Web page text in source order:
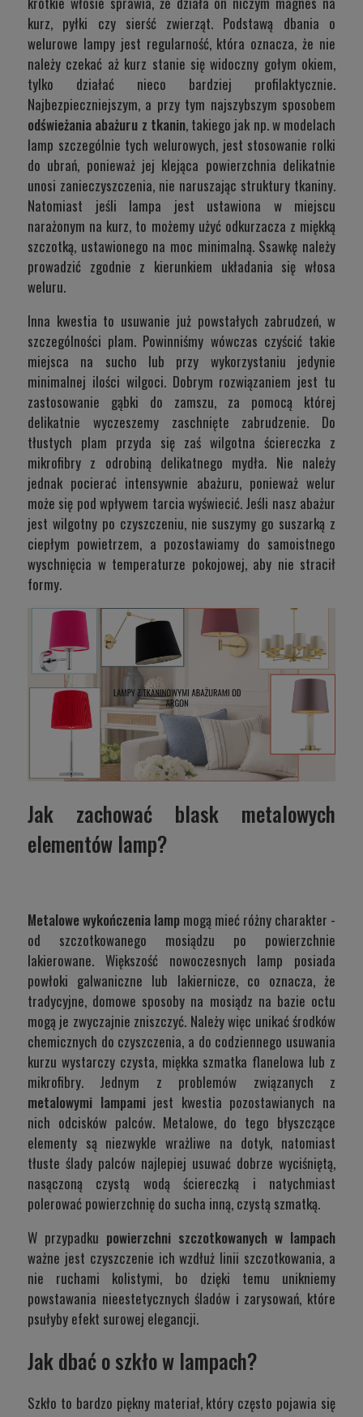
kurz, pyłki czy sierść zwierząt. Podstawą dbania o
welurowe lampy jest regularność, która oznacza, że nie
należy czekać aż kurz stanie się widoczny gołym okiem,
tylko działać nieco bardziej profilaktycznie.
Najbezpieczniejszym, a przy tym najszybszym sposobem
odświeżania abażuru z tkanin, takiego jak np. w modelach
lamp szczególnie tych welurowych, jest stosowanie rolki
do ubrań, ponieważ jej klejąca powierzchnia delikatnie
unosi zanieczyszczenia, nie naruszając struktury tkaniny.
Natomiast jeśli lampa jest ustawiona w miejscu
narażonym na kurz, to możemy użyć odkurzacza z miękką
szczotką, ustawionego na moc minimalną. Ssawkę należy
prowadzić zgodnie z kierunkiem układania się włosa
weluru.
Inna kwestia to usuwanie już powstałych zabrudzeń, w
szczególności plam. Powinniśmy wówczas czyścić takie
miejsca na sucho lub przy wykorzystaniu jedynie
minimalnej ilości wilgoci. Dobrym rozwiązaniem jest tu
zastosowanie gąbki do zamszu, za pomocą której
delikatnie wyczeszemy zaschnięte zabrudzenie. Do
tłustych plam przyda się zaś wilgotna ściereczka z
mikrofibry z odrobiną delikatnego mydła. Nie należy
jednak pocierać intensywnie abażuru, ponieważ welur
może się pod wpływem tarcia wyświecić. Jeśli nasz abażur
jest wilgotny po czyszczeniu, nie suszymy go suszarką z
ciepłym powietrzem, a pozostawiamy do samoistnego
wyschnięcia w temperaturze pokojowej, aby nie stracił
formy.
Jak zachować blask metalowych
elementów lamp?
Metalowe wykończenia lamp mogą mieć różny charakter -
od szczotkowanego mosiądzu po powierzchnie
lakierowane. Większość nowoczesnych lamp posiada
powłoki galwaniczne lub lakiernicze, co oznacza, że
tradycyjne, domowe sposoby na mosiądz na bazie octu
mogą je zwyczajnie zniszczyć. Należy więc unikać środków
chemicznych do czyszczenia, a do codziennego usuwania
kurzu wystarczy czysta, miękka szmatka flanelowa lub z
mikrofibry. Jednym z problemów związanych z
metalowymi lampamijest kwestia pozostawianych na
nich odcisków palców. Metalowe, do tego błyszczące
elementy są niezwykle wrażliwe na dotyk, natomiast
tłuste ślady palców najlepiej usuwać dobrze wyciśniętą,
nasączoną czystą wodą ściereczką i natychmiast
polerować powierzchnię do sucha inną, czystą szmatką.
W przypadku powierzchni szczotkowanych w lampach
ważne jest czyszczenie ich wzdłuż linii szczotkowania, a
nie ruchami kolistymi, bo dzięki temu unikniemy
powstawania nieestetycznych śladów i zarysowań, które
psułyby efekt surowej elegancji.
Jak dbać o szkło w lampach?
Szkło to bardzo piękny materiał, który często pojawia się